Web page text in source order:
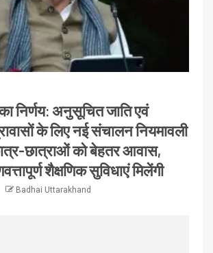
निर्णय: अनुसूचित जाति एवं
के लिए नई संचालन नियमावली
छात्राओं को बेहतर आवास,
शैक्षणिक सुविधाएं मिलेंगी
Badhai Uttarakhand